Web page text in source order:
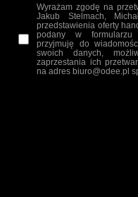
Wyrażam zgodę na
Jakub Stelmach,
przedstawienia oferty
podany w formularzu
przyjmuję do
swoich danych,
zaprzestania ich
na adres biuro@odee.pl